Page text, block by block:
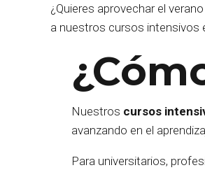
¿Quieres aprovechar el
a nuestros cursos intensivos
Nuestros cursos
avanzando en el
Para universitarios,